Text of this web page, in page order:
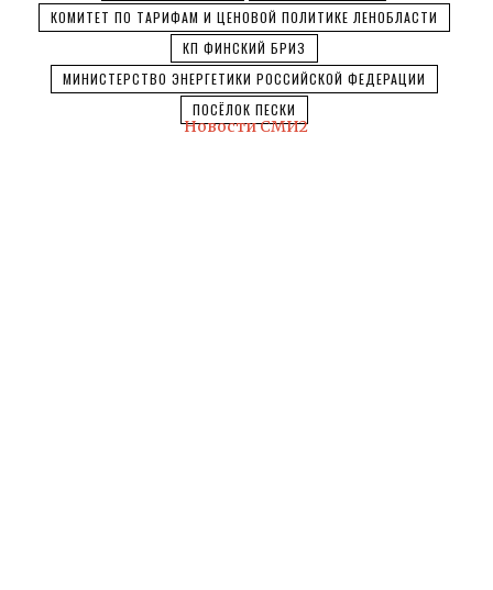
КОМИТЕТ ПО ТАРИФАМ И ЦЕНОВОЙ ПОЛИТИКЕ ЛЕНОБЛАСТИ
КП ФИНСКИЙ БРИЗ
МИНИСТЕРСТВО ЭНЕРГЕТИКИ РОССИЙСКОЙ ФЕДЕРАЦИИ
ПОСЁЛОК ПЕСКИ
Новости СМИ2